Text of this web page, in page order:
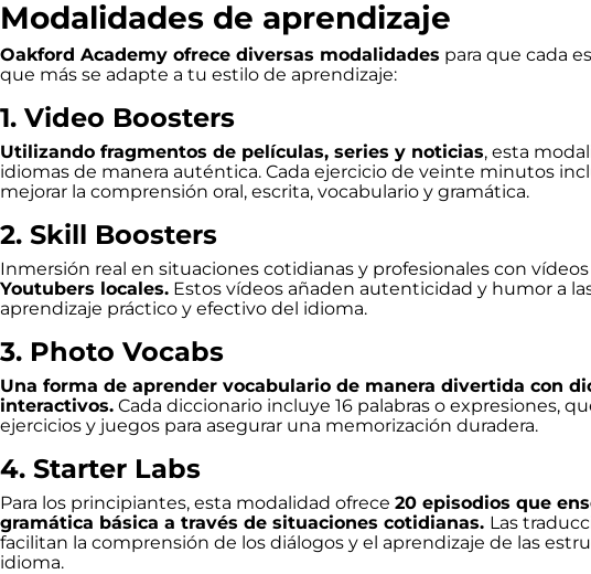
Modalidades de aprendizaje
Oakford Academy ofrece diversas modalidades para que cada
que más se adapte a tu estilo de aprendizaje:
1. Video Boosters
Utilizando fragmentos de películas, series y noticias, esta
idiomas de manera auténtica. Cada ejercicio de veinte minutos
mejorar la comprensión oral, escrita, vocabulario y gramática.
2. Skill Boosters
Inmersión real en situaciones cotidianas y profesionales con
Youtubers locales. Estos vídeos añaden autenticidad y humor a
aprendizaje práctico y efectivo del idioma.
3. Photo Vocabs
Una forma de aprender vocabulario de manera divertida con
interactivos. Cada diccionario incluye 16 palabras o expresiones,
ejercicios y juegos para asegurar una memorización duradera.
4. Starter Labs
Para los principiantes, esta modalidad ofrece 20 episodios que
gramática básica a través de situaciones cotidianas. Las
facilitan la comprensión de los diálogos y el aprendizaje de las
idioma.